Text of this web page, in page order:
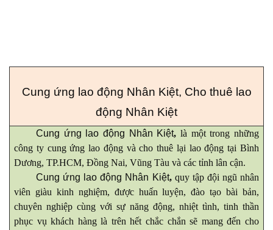
Cung ứng lao động Nhân Kiệt, Cho thuê lao
động Nhân Kiệt
Cung ứng lao động Nhân Kiệt, là một trong những
công ty cung ứng lao động và cho thuê lại lao động tại Bình
Dương, TP.HCM, Đồng Nai, Vũng Tàu và các tỉnh lân cận.
Cung ứng lao động Nhân Kiệt, quy tập đội ngũ nhân
viên giàu kinh nghiệm, được huấn luyện, đào tạo bài bản,
chuyên nghiệp cùng với sự năng động, nhiệt tình, tinh thần
phục vụ khách hàng là trên hết chắc chắn sẽ mang đến cho